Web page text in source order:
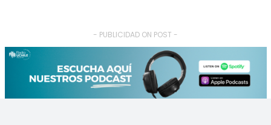
- PUBLICIDAD ON POST -